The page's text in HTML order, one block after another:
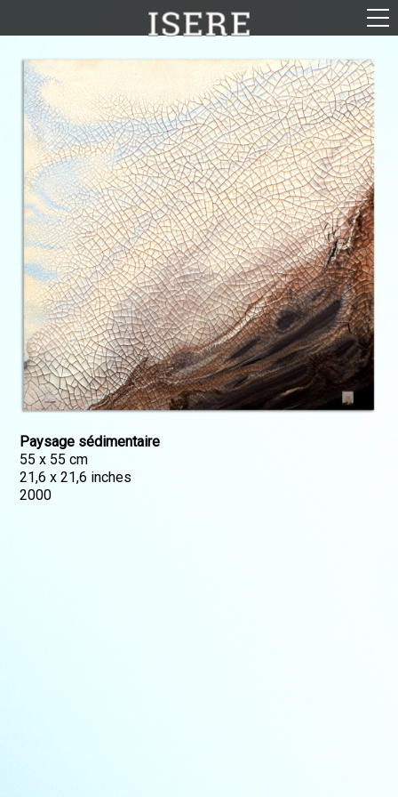
English (US)
Français
Portrait
Parcours
Galerie
Photomontages
Contact
Téléchargements
Paysage sédimentaire
55 x 55 cm
21,6 x 21,6 inches
2000